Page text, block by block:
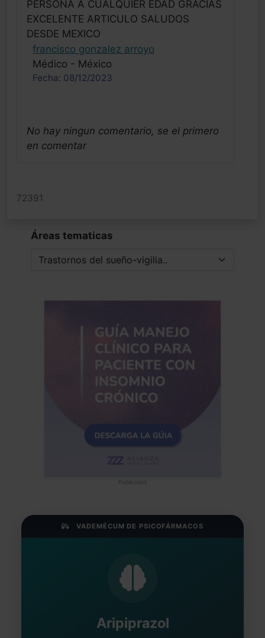
PERSONA A CUALQUIER EDAD GRACIAS
EXCELENTE ARTICULO SALUDOS
DESDE MEXICO
francisco gonzalez arroyo
Médico - México
Fecha: 08/12/2023
No hay ningun comentario, se el primero
en comentar
72391
Áreas tematicas
Publicidad
VADEMÉCUM DE PSICOFÁRMACOS
Aripiprazol